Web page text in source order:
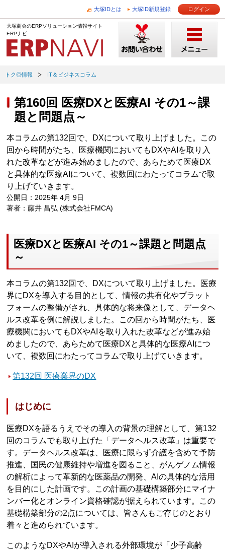
大塚IDとは 大塚ID新規登録 ログイン
大塚商会のERPソリューション情報サイト
ERPナビ
トク◎情報 IT＆ビジネスコラム
第160回 医療DXと医療AI その1～課
題と問題点～
本コラムの第132回で、DXについて取り上げました。この
回から時間がたち、医療機関においてもDXやAIを取り入
れた改革などが進み始めましたので、あらためて医療DX
と具体的な医療AIについて、複数回にわたってコラムで取
り上げていきます。
公開日：2025年 4月 9日
著者：藤井 昌弘 (株式会社FMCA)
医療DXと医療AI その1～課題と問題点
～
本コラムの第132回で、DXについて取り上げました。医療
界にDXを導入する目的として、情報の共有化やプラット
フォームの整備がされ、具体的な将来像として、データヘ
ルス改革を例に解説しました。この回から時間がたち、医
療機関においてもDXやAIを取り入れた改革などが進み始
めましたので、あらためて医療DXと具体的な医療AIにつ
いて、複数回にわたってコラムで取り上げていきます。
第132回 医療業界のDX
はじめに
医療DXを語るうえでその導入の背景の理解として、第132
回のコラムでも取り上げた「データヘルス改革」は重要で
す。データヘルス改革は、医療に限らず介護を含めて予防
推進、国民の健康維持や増進を図ること、がんゲノム情報
の解析によって革新的な医薬品の開発、AIの具体的な活用
を目的にした計画です。この計画の基礎構築部分にマイナ
ンバー化とオンライン資格確認が据えられています。この
基礎構築部分の2点については、皆さんもご存じのとおり
着々と進められています。
このようなDXやAIが導入される外部環境が「少子高齢